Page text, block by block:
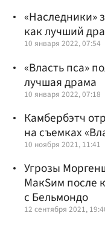
«Наследники»
как лучший
10 января 2022, 07:54
«Власть пса»
лучшая драма
10 января 2022, 07:18
Камбербэтч
на съемках
10 ноября 2021, 11:41
Угрозы
МакSим после
с Бельмондо
12 сентября 2021,